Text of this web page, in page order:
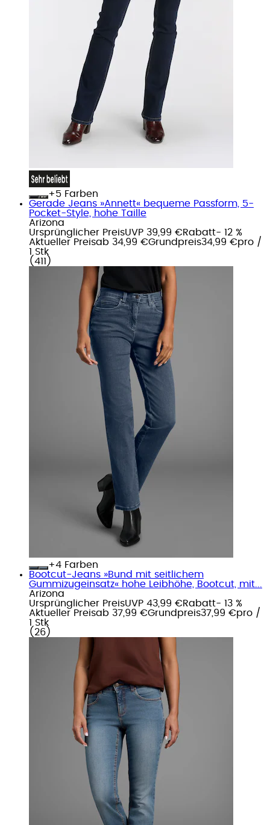
+
Farben
Gerade Jeans »Annett« bequeme Passform, 5-
Pocket-Style, hohe Taille
Arizona
Ursprünglicher PreisUVP 39,99 €Rabatt- 12 %
Aktueller Preisab 34,99 €Grundpreis34,99 €pro /
1 Stk
( 411 )
+
Farben
Bootcut-Jeans »Bund mit seitlichem
Gummizugeinsatz« hohe Leibhöhe, Bootcut, mit...
Arizona
Ursprünglicher PreisUVP 43,99 €Rabatt- 13 %
Aktueller Preisab 37,99 €Grundpreis37,99 €pro /
1 Stk
( 26 )